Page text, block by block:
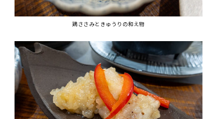
鶏ささみときゅうりの和え物